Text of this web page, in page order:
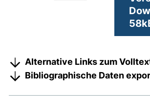
Alternative Links zum
Bibliographische Daten